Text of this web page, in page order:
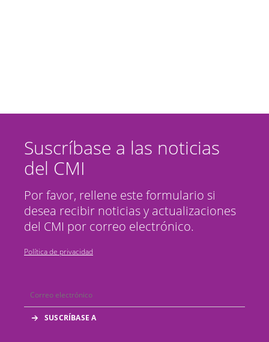
Suscríbase a las noticias
del CMI
Por favor, rellene este formulario si
desea recibir noticias y actualizaciones
del CMI por correo electrónico.
Política de privacidad